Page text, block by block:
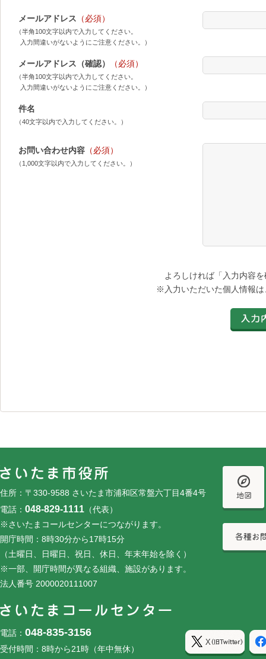
メールアドレス （必須）
（半角100文字以内で入力してください。
入力間違いがないようにご注意ください。）
メールアドレス（確認） （必須）
（半角100文字以内で入力してください。
入力間違いがないようにご注意ください。）
件名
（40文字以内で入力してください。）
お問い合わせ内容 （必須）
（1,000文字以内で入力してください。）
よろしければ「入力内容
※入力いただいた個人情報
住所：〒330-9588 さいたま市浦和区常盤六丁目4番4号
電話： 048-829-1111 （代表）
※さいたまコールセンターにつながります。
開庁時間：8時30分から17時15分
（土曜日、日曜日、祝日、休日、年末年始を除く）
※一部、開庁時間が異なる組織、施設があります。
法人番号 2000020111007
電話： 048-835-3156
受付時間：8時から21時（年中無休）